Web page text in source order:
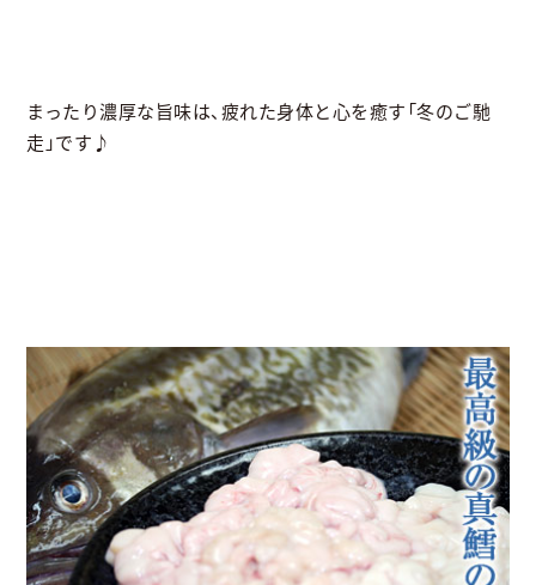
まったり濃厚な旨味は、疲れた身体と心を癒す「冬のご馳
走」です♪